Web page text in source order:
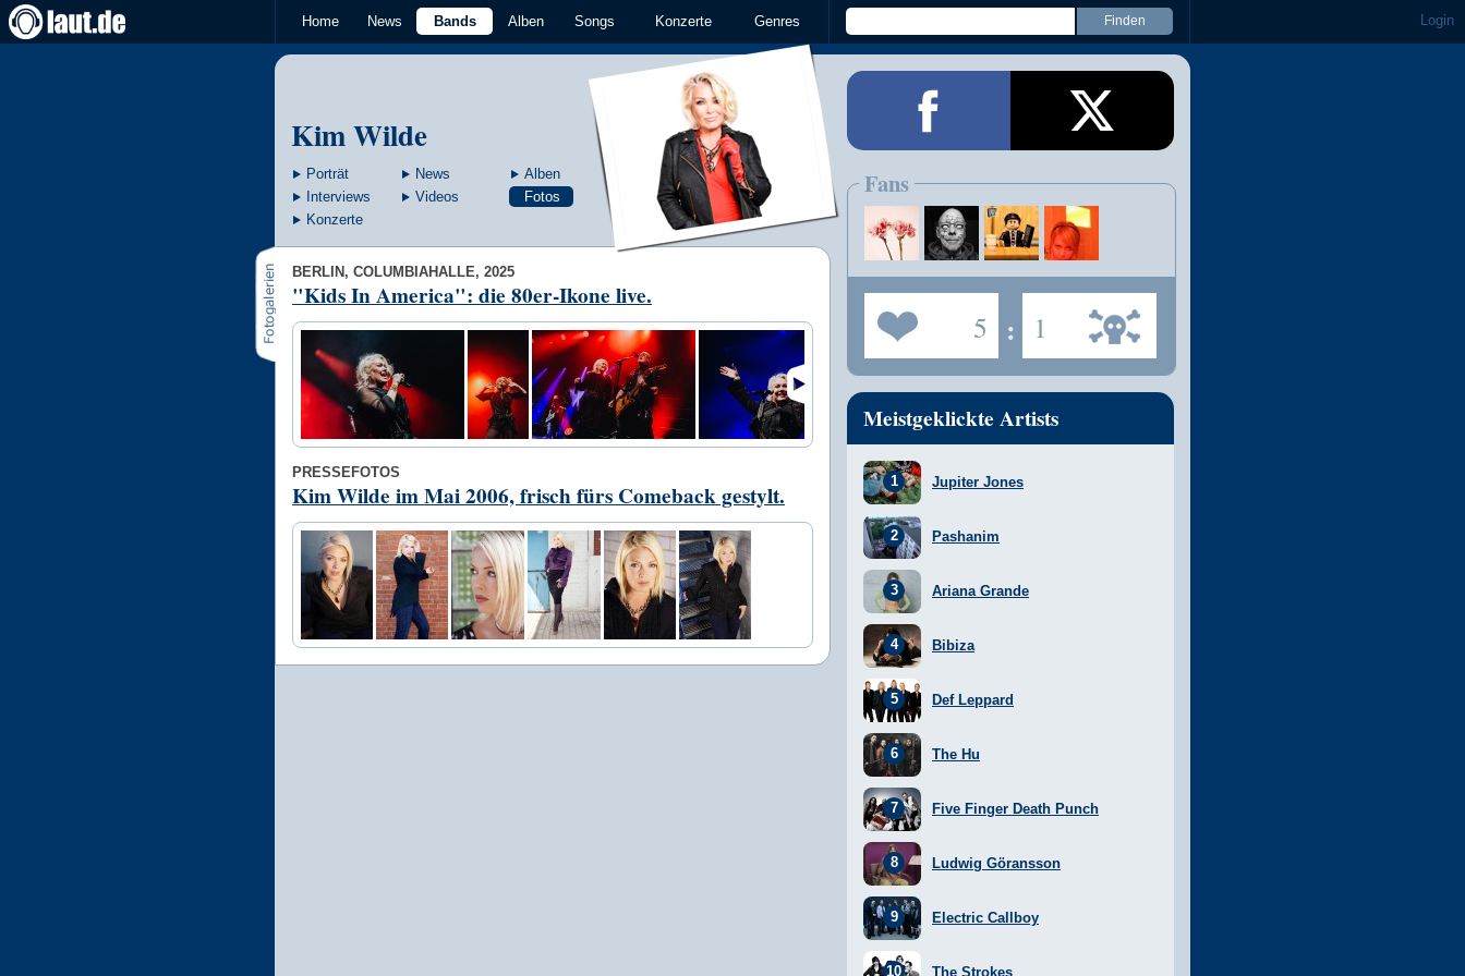
Home News Bands Alben Songs Konzerte Genres Login
Kim Wilde
Porträt News
Alben
Interviews
Videos
Fotos
Konzerte
BERLIN, COLUMBIAHALLE, 2025
"Kids In America": die 80er-Ikone live.
PRESSEFOTOS
Kim Wilde im Mai 2006, frisch fürs Comeback gestylt.
Fans
5 : 1
Meistgeklickte Artists
Jupiter Jones
Pashanim
Ariana Grande
Bibiza
Def Leppard
The Hu
Five Finger Death Punch
Ludwig Göransson
Electric Callboy
The Strokes